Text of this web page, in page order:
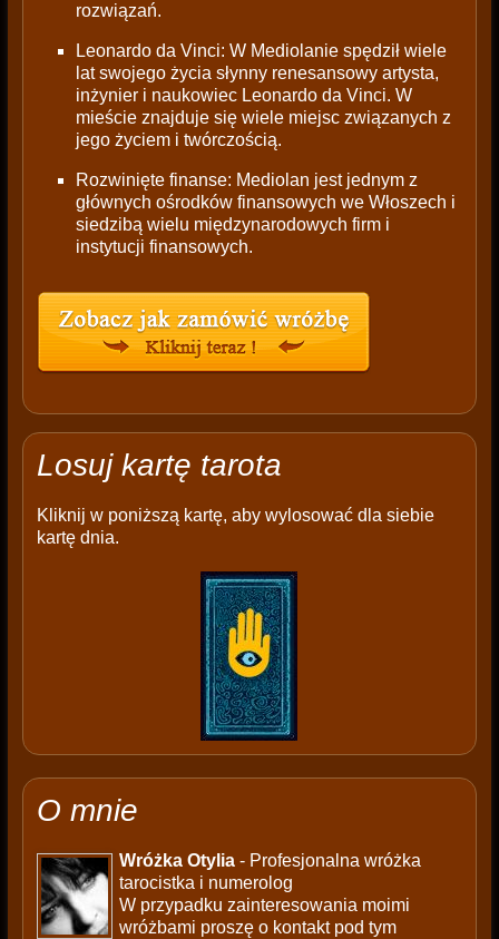
rozwiązań.
Leonardo da Vinci: W Mediolanie spędził wiele
lat swojego życia słynny renesansowy artysta,
inżynier i naukowiec Leonardo da Vinci. W
mieście znajduje się wiele miejsc związanych z
jego życiem i twórczością.
Rozwinięte finanse: Mediolan jest jednym z
głównych ośrodków finansowych we Włoszech i
siedzibą wielu międzynarodowych firm i
instytucji finansowych.
Losuj kartę tarota
Kliknij w poniższą kartę, aby wylosować dla siebie
kartę dnia.
O mnie
Wróżka Otylia- Profesjonalna wróżka
tarocistka i numerolog
W przypadku zainteresowania moimi
wróżbami proszę o kontakt pod tym